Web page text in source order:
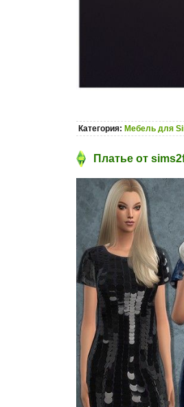
Категория: Мебель для
Платье от